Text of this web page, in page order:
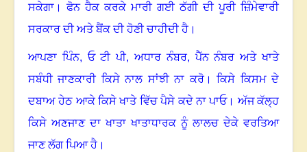
ਸਕੇਗਾ ।ਫੋਨ ਹੈਕ ਕਰਕੇ ਮਾਰੀ ਗਈ ਠੱਗੀ ਦੀ ਪੂਰੀ ਜ਼ਿੰਮੇਵਾਰੀ
ਸਰਕਾਰ ਦੀ ਅਤੇ ਬੈਂਕ ਦੀ ਹੋਣੀ ਚਾਹੀਦੀ ਹੈ ।
ਆਪਣਾ ਪਿੰਨ, ਓ ਟੀ ਪੀ,ਅਧਾਰ ਨੰਬਰ,ਪੈੱਨ ਨੰਬਰ ਅਤੇ ਖਾਤੇ
ਸਬੰਧੀ ਜਾਣਕਾਰੀ ਕਿਸੇ ਨਾਲ ਸਾਂਝੀ ਨਾ ਕਰੋ।ਕਿਸੇ ਕਿਸਮ ਦੇ
ਦਬਾਅ ਹੇਠ ਆਕੇ ਕਿਸੇ ਖਾਤੇ ਵਿੱਚ ਪੈਸੇ ਕਦੇ ਨਾ ਪਾਓ। ਅੱਜ ਕੱਲ੍ਹ
ਕਿਸੇ ਅਣਜਾਣ ਦਾ ਖਾਤਾ ਖਾਤਾਧਾਰਕ ਨੂੰ ਲਾਲਚ ਦੇਕੇ ਵਰਤਿਆ
ਜਾਣ ਲੱਗ ਪਿਆ ਹੈ ।